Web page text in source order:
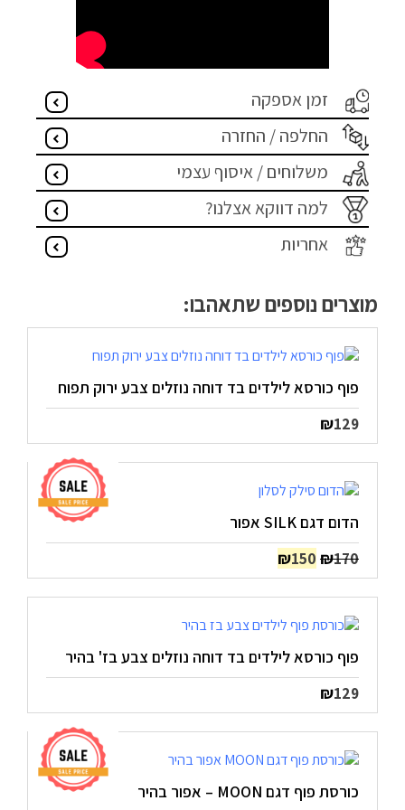
זמן אספקה
החלפה / החזרה
משלוחים / איסוף עצמי
למה דווקא אצלנו?
אחריות
מוצרים נוספים שתאהבו:
פוף כורסא לילדים בד דוחה נוזלים צבע ירוק תפוח
₪129
הדום דגם SILK אפור
₪170
המחיר
המקורי
היה:
₪170.
₪150
הנוכחי
הוא:
₪150.
פוף כורסא לילדים בד דוחה נוזלים צבע בז' בהיר
₪129
כורסת פוף דגם MOON – אפור בהיר